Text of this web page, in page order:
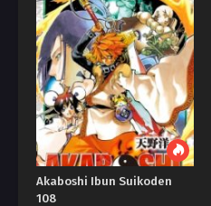
Akaboshi Ibun Suikoden
108